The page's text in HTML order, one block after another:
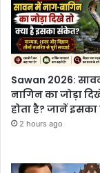
Sawan 2026:
नागिन का जोड़ा
होता है? जानें
2 hours ago